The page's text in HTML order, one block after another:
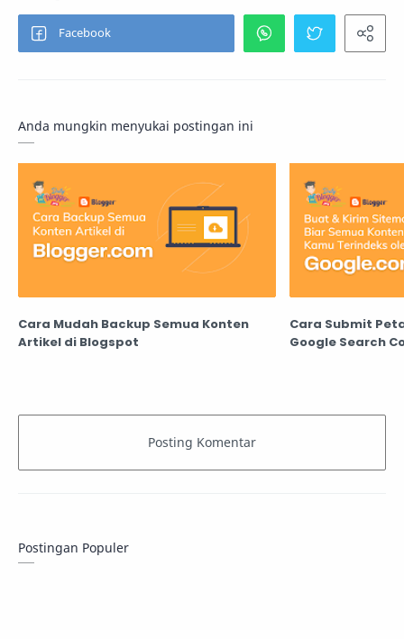
Anda mungkin menyukai postingan ini
Cara Mudah Backup Semua Konten
Artikel di Blogspot
Cara Submit
Google Search
Postingan Populer